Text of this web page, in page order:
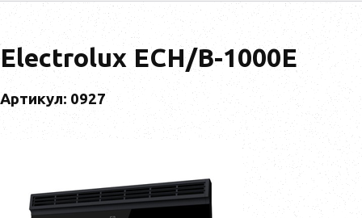
Electrolux ECH/B-1000E
Артикул: 0927